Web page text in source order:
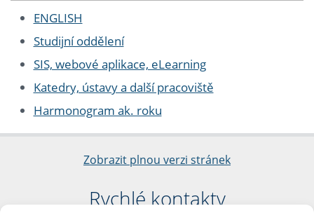
ENGLISH
Studijní oddělení
SIS, webové aplikace, eLearning
Katedry, ústavy a další pracoviště
Harmonogram ak. roku
Zobrazit plnou verzi stránek
Rychlé kontakty